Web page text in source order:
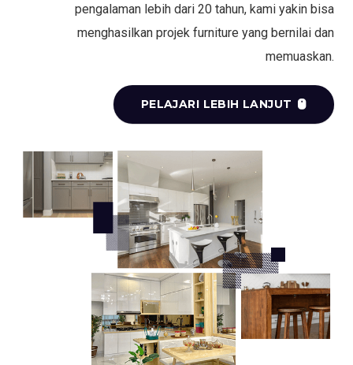
pengalaman lebih dari 20 tahun, kami yakin bisa
menghasilkan projek furniture yang bernilai dan
memuaskan.
PELAJARI LEBIH LANJUT